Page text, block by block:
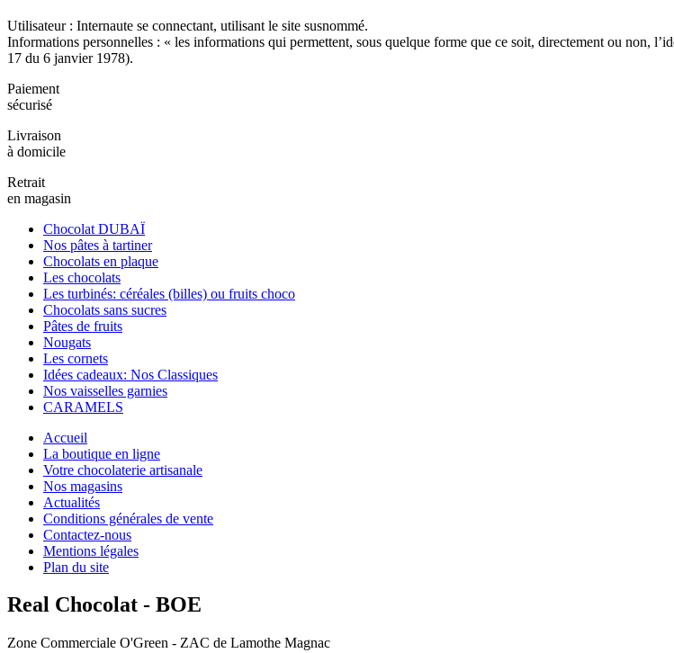
Utilisateur : Internaute se connectant, utilisant le site susnommé.
Informations personnelles : « les informations qui permettent, sous quelque forme que ce soit, directement ou non,
17 du 6 janvier 1978).
Paiement
sécurisé
Livraison
à domicile
Retrait
en magasin
Chocolat DUBAÏ
Nos pâtes à tartiner
Chocolats en plaque
Les chocolats
Les turbinés: céréales (billes) ou fruits choco
Chocolats sans sucres
Pâtes de fruits
Nougats
Les cornets
Idées cadeaux: Nos Classiques
Nos vaisselles garnies
CARAMELS
Accueil
La boutique en ligne
Votre chocolaterie artisanale
Nos magasins
Actualités
Conditions générales de vente
Contactez-nous
Mentions légales
Plan du site
Real Chocolat - BOE
Zone Commerciale O'Green - ZAC de Lamothe Magnac